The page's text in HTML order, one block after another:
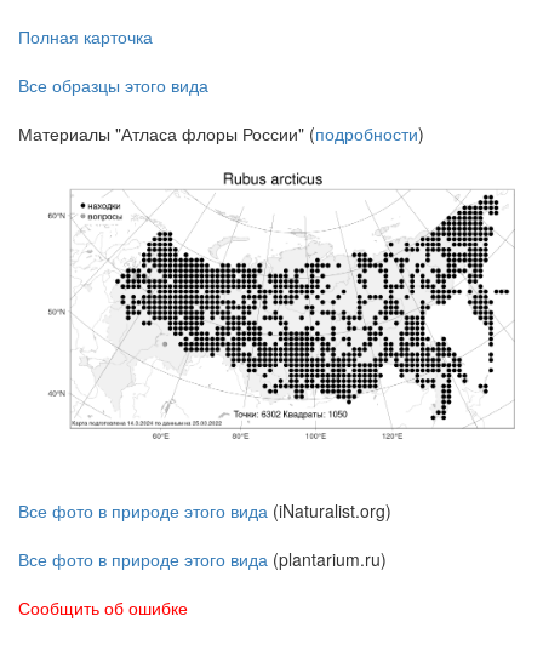
Полная карточка
Все образцы этого вида
Материалы "Атласа флоры России" (подробности)
Все фото в природе этого вида (iNaturalist.org)
Все фото в природе этого вида (plantarium.ru)
Сообщить об ошибке